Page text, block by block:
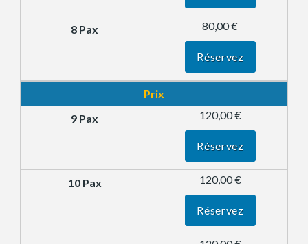
80,00 €
Réservez
Prix
120,00 €
Réservez
120,00 €
Réservez